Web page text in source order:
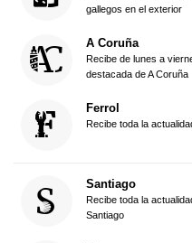
gallegos en el exterior
A Coruña
Recibe de lunes a
destacada de A Coruña
Ferrol
Recibe toda la
Santiago
Recibe toda la
Santiago